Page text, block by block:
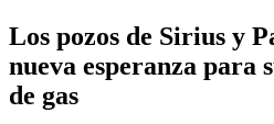
Los pozos de Sirius y
nueva esperanza para
de gas